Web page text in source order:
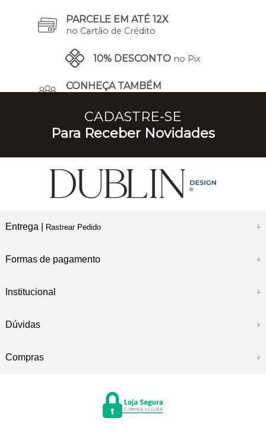
PARCELE EM ATÉ 12X
no Cartão de Crédito
10% DESCONTO no Pix
CONHEÇA TAMBÉM
CADASTRE-SE
Para Receber Novidades
Entrega | Rastrear Pedido
Formas de pagamento
Institucional
Dúvidas
Compras